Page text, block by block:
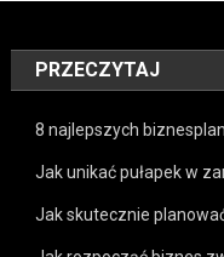
PRZECZYTAJ
8 najlepszych
Jak unikać pułapek w
Jak skutecznie